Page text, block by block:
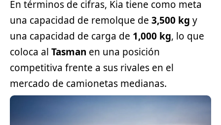
En términos de cifras, Kia tiene como meta
una capacidad de remolque de 3,500 kg y
una capacidad de carga de 1,000 kg, lo que
coloca al Tasman en una posición
competitiva frente a sus rivales en el
mercado de camionetas medianas.